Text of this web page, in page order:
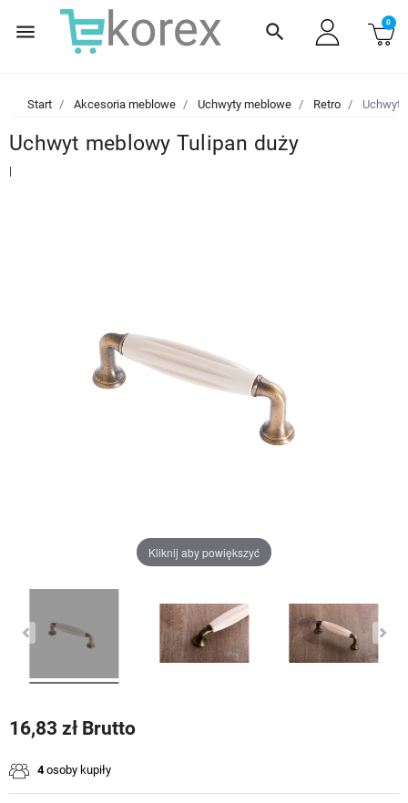
menu search 0
Start Akcesoria meblowe Uchwyty meblowe Retro Uchwyt
Uchwyt meblowy Tulipan duży
|
Kliknij aby powiększyć
16,83 zł Brutto
4osoby kupiły